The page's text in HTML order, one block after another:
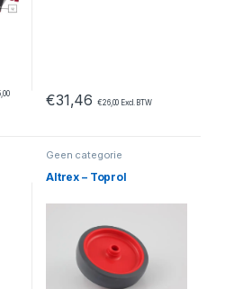
€6,05 tot €292,82
€31,46 €26,00 Excl. BTW
Geen categorie
Altrex – Toprol